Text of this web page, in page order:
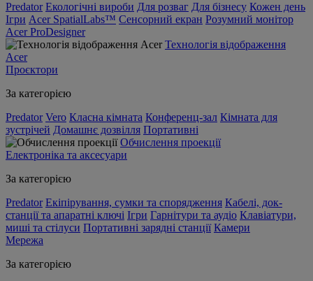
Predator Екологічні вироби Для розваг Для бізнесу Кожен день
Ігри Acer SpatialLabs™ Сенсорний екран Розумний монітор
Acer ProDesigner
Технологія відображення
Acer
Проєктори
За категорією
Predator Vero Класна кімната Конференц-зал Кімната для
зустрічей Домашнє дозвілля Портативні
Обчислення проекції
Електроніка та аксесуари
За категорією
Predator Екіпірування, сумки та спорядження Кабелі, док-
станції та апаратні ключі Ігри Гарнітури та аудіо Клавіатури,
миші та стілуси Портативні зарядні станції Камери
Мережа
За категорією